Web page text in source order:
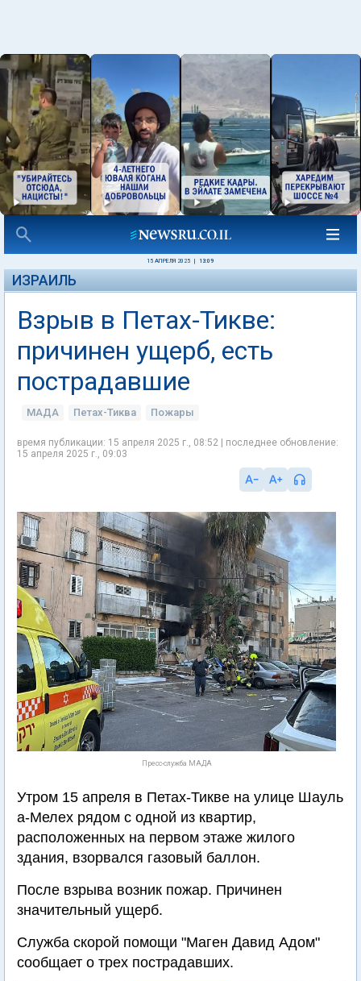
15 АПРЕЛЯ 2025 13:09
ИЗРАИЛЬ
Взрыв в Петах-Тикве:
причинен ущерб, есть
пострадавшие
МАДА Петах-Тиква Пожары
время публикации: 15 апреля 2025 г., 08:52 | последнее обновление:
15 апреля 2025 г., 09:03
Пресс-служба МАДА
Утром 15 апреля в Петах-Тикве на улице Шауль
а-Мелех рядом с одной из квартир,
расположенных на первом этаже жилого
здания, взорвался газовый баллон.
После взрыва возник пожар. Причинен
значительный ущерб.
Служба скорой помощи "Маген Давид Адом"
сообщает о трех пострадавших.